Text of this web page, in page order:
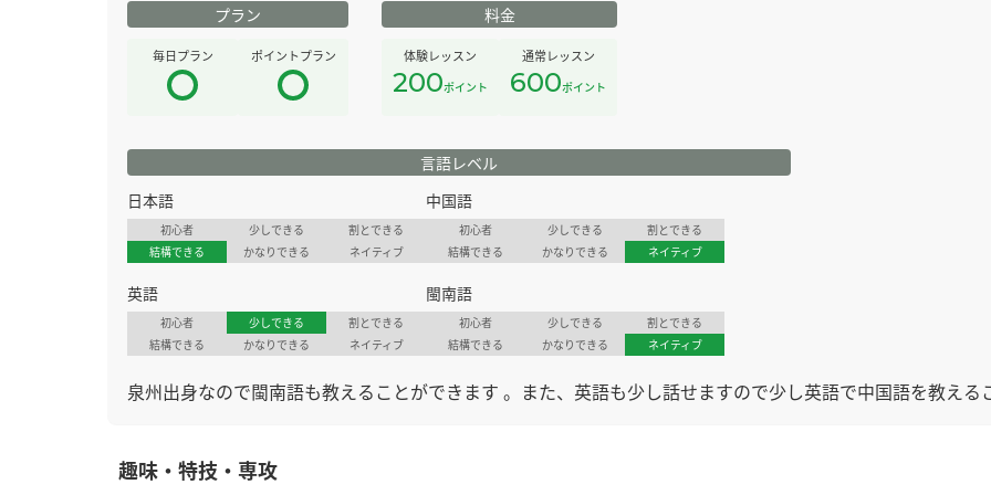
プラン
毎日プラン ポイントプラン
料金
体験レッスン
200ポイント
通常レッスン
600ポイント
言語レベル
日本語
初心者 少しできる
割とできる
結構できる
かなりできる ネイティブ
中国語
初心者 少しできる
割とできる
結構できる
かなりできる ネイティブ
英語
初心者 少しできる
割とできる
結構できる
かなりできる ネイティブ
閩南語
初心者 少しできる
割とできる
結構できる
かなりできる ネイティブ
泉州出身なので閩南語も教えることができます 。また、英語も少し話せますので少し英語で中国語を教える
趣味・特技・専攻